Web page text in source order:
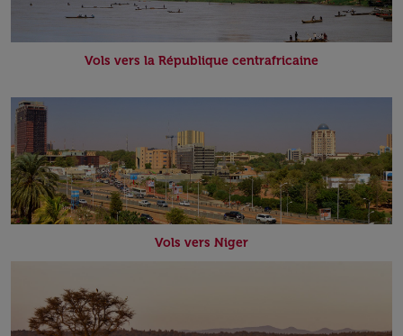
Vols vers la République centrafricaine
Vols vers Niger